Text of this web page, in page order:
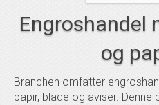
Engroshandel
og
Branchen omfatter
papir, blade og aviser. Denne